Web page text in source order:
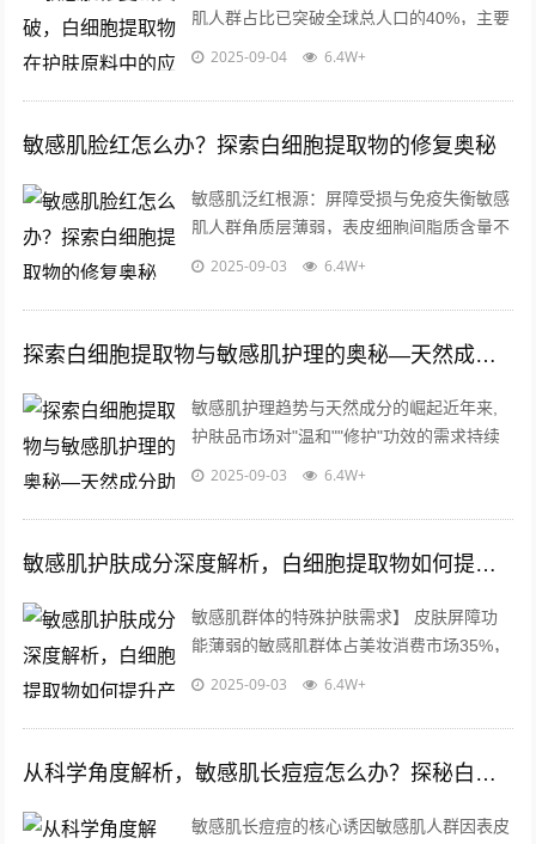
肌人群占比已突破全球总人口的40%，主要
表现为皮肤屏障功能受损、神经末梢敏感
2025-09-04 6.4W+
敏感肌脸红怎么办？探索白细胞提取物的修复奥秘
敏感肌泛红根源：屏障受损与免疫失衡敏感
肌人群角质层薄弱，表皮细胞间脂质含量不
足，导致肌肤屏障防御力下降，当受到冷热
2025-09-03 6.4W+
探索白细胞提取物与敏感肌护理的奥秘—天然成分助力健康肌底
敏感肌护理趋势与天然成分的崛起近年来,
护肤品市场对"温和""修护"功效的需求持续
攀升，尤其是针对敏感肌人群的护理产品备
2025-09-03 6.4W+
敏感肌护肤成分深度解析，白细胞提取物如何提升产品温和性与修复力
敏感肌群体的特殊护肤需求】 皮肤屏障功
能薄弱的敏感肌群体占美妆消费市场35%，
这类人群对化妆品原料的选择尤为谨慎，现
2025-09-03 6.4W+
从科学角度解析，敏感肌长痘痘怎么办？探秘白细胞提取物的祛痘奥秘
敏感肌长痘痘的核心诱因敏感肌人群因表皮